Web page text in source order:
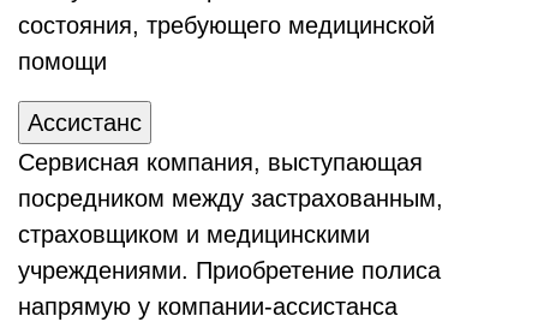
состояния, требующего медицинской
помощи
Ассистанс
Сервисная компания, выступающая
посредником между застрахованным,
страховщиком и медицинскими
учреждениями. Приобретение полиса
напрямую у компании-ассистанса